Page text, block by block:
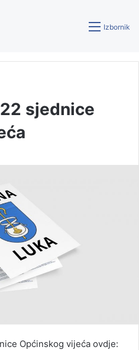
Izbornik
sjednice
Općinskog vijeća ovdje: